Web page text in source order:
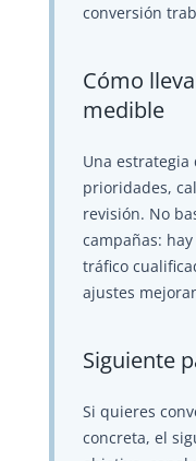
conversión
Cómo
medible
Una
prioridades,
revisión. No
campañas:
tráfico
ajustes
Siguiente
Si quieres
concreta, el